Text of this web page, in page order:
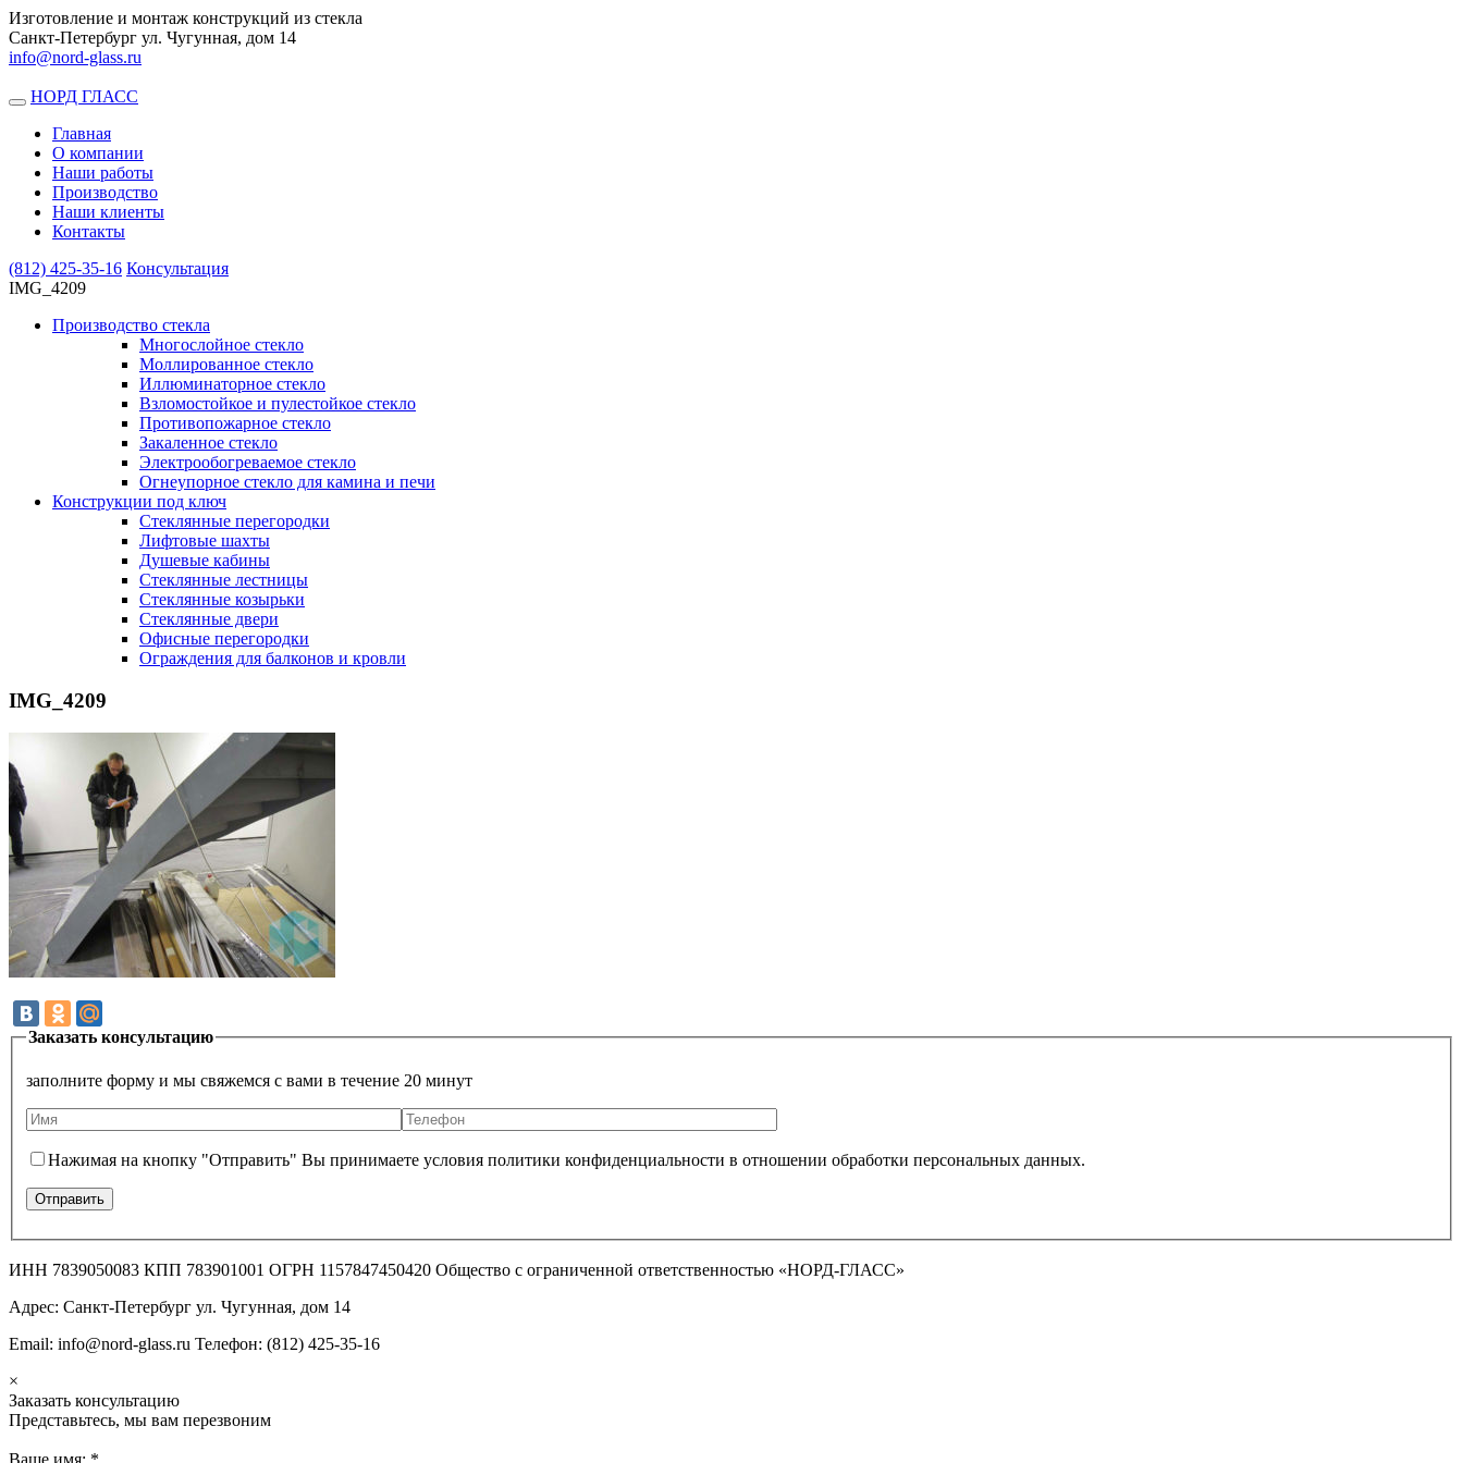
Изготовление и монтаж конструкций из стекла
Санкт-Петербург ул. Чугунная, дом 14
info@nord-glass.ru
Toggle
navigation
НОРД ГЛАСС
Главная
О компании
Наши работы
Производство
Наши клиенты
Контакты
(812) 425-35-16 Консультация
IMG_4209
Производство стекла
Многослойное стекло
Моллированное стекло
Иллюминаторное стекло
Взломостойкое и пулестойкое стекло
Противопожарное стекло
Закаленное стекло
Электрообогреваемое стекло
Огнеупорное стекло для камина и печи
Конструкции под ключ
Стеклянные перегородки
Лифтовые шахты
Душевые кабины
Cтеклянные лестницы
Cтеклянные козырьки
Cтеклянные двери
Офисные перегородки
Ограждения для балконов и кровли
IMG_4209
Заказать консультацию
заполните форму и мы свяжемся с вами в течение 20 минут
Нажимая на кнопку "Отправить" Вы принимаете условия политики конфиденциальности в отношении обработки персональных данных.
ИНН 7839050083 КПП 783901001 ОГРН 1157847450420 Общество с ограниченной ответственностью «НОРД-ГЛАСС»
Адрес: Санкт-Петербург ул. Чугунная, дом 14
Email: info@nord-glass.ru Телефон: (812) 425-35-16
×
Заказать консультацию
Представьтесь, мы вам перезвоним
Ваше имя: *